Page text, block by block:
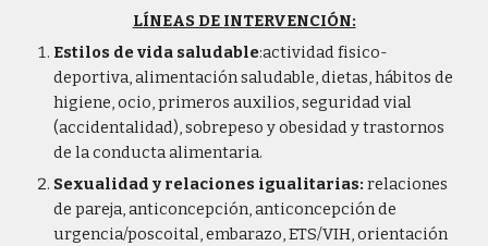
LÍNEAS DE INTERVENCIÓN:
Estilos de vida saludable:actividad fisico-
deportiva, alimentación saludable, dietas, hábitos de
higiene, ocio, primeros auxilios, seguridad vial
(accidentalidad), sobrepeso y obesidad y trastornos
de la conducta alimentaria.
Sexualidad y relaciones igualitarias: relaciones
de pareja, anticoncepción, anticoncepción de
urgencia/poscoital, embarazo, ETS/VIH, orientación